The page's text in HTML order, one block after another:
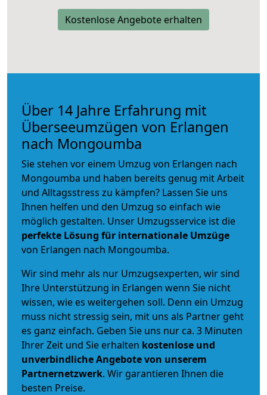
Kostenlose Angebote erhalten
Über 14 Jahre Erfahrung mit
Überseeumzügen von Erlangen
nach Mongoumba
Sie stehen vor einem Umzug von Erlangen nach
Mongoumba und haben bereits genug mit Arbeit
und Alltagsstress zu kämpfen? Lassen Sie uns
Ihnen helfen und den Umzug so einfach wie
möglich gestalten. Unser Umzugsservice ist die
perfekte Lösung für internationale Umzüge
von Erlangen nach Mongoumba.
Wir sind mehr als nur Umzugsexperten, wir sind
Ihre Unterstützung in Erlangen wenn Sie nicht
wissen, wie es weitergehen soll. Denn ein Umzug
muss nicht stressig sein, mit uns als Partner geht
es ganz einfach. Geben Sie uns nur ca. 3 Minuten
Ihrer Zeit und Sie erhalten kostenlose und
unverbindlicheAngebote von unserem
Partnernetzwerk. Wir garantieren Ihnen die
besten Preise.